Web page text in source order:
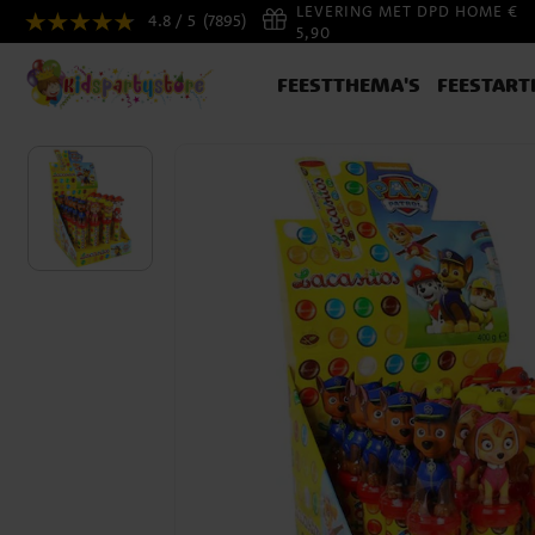
4.8 / 5 (7895)
LEVERING MET DPD HOME €
5,90
FEESTTHEMA'S